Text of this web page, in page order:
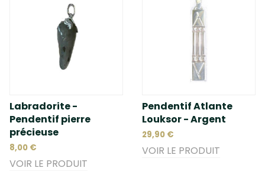
Labradorite -
Pendentif pierre
précieuse
8,00 €
VOIR LE PRODUIT
Pendentif Atlante
Louksor - Argent
29,90 €
VOIR LE PRODUIT